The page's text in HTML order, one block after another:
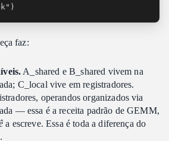
faz:
A_shared e B_shared vivem na
C_local vive em registradores.
operandos organizados via
— essa é a receita padrão de GEMM,
a escreve. Essa é toda a diferença do